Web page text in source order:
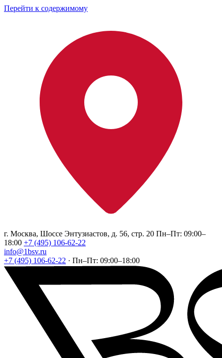
Перейти к содержимому
г. Москва, Шоссе Энтузиастов, д. 56, стр. 20 Пн–Пт: 09:00–
18:00 +7 (495) 106-62-22
info@1bsv.ru
+7 (495) 106-62-22 · Пн–Пт: 09:00–18:00